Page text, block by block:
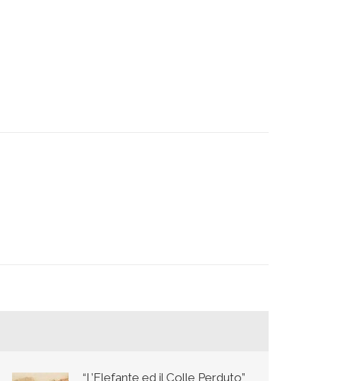
“L’Elefante ed il Colle Perduto”